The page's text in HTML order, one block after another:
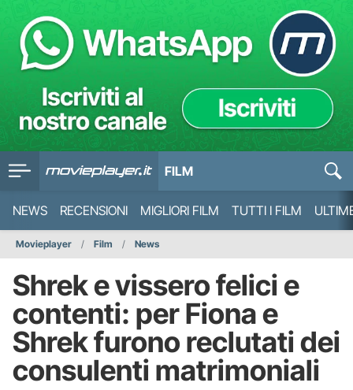
FILM
NEWS RECENSIONI MIGLIORI FILM TUTTI I FILM
Movieplayer Film News
Shrek e vissero felici e
contenti: per Fiona e
Shrek furono reclutati dei
consulenti matrimoniali